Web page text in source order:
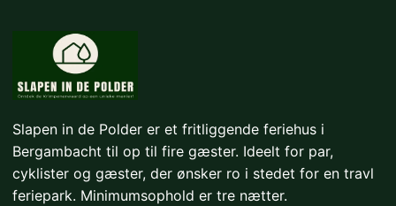
Slapen in de Polder er et fritliggende feriehus i
Bergambacht til op til fire gæster. Ideelt for par,
cyklister og gæster, der ønsker ro i stedet for en travl
feriepark. Minimumsophold er tre nætter.